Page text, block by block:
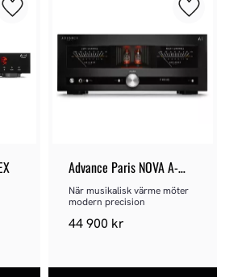
Lägg till i favoriter
Advance Paris NOVA A-
I130
När musikalisk värme möter
modern precision
44 900 kr
Lägg